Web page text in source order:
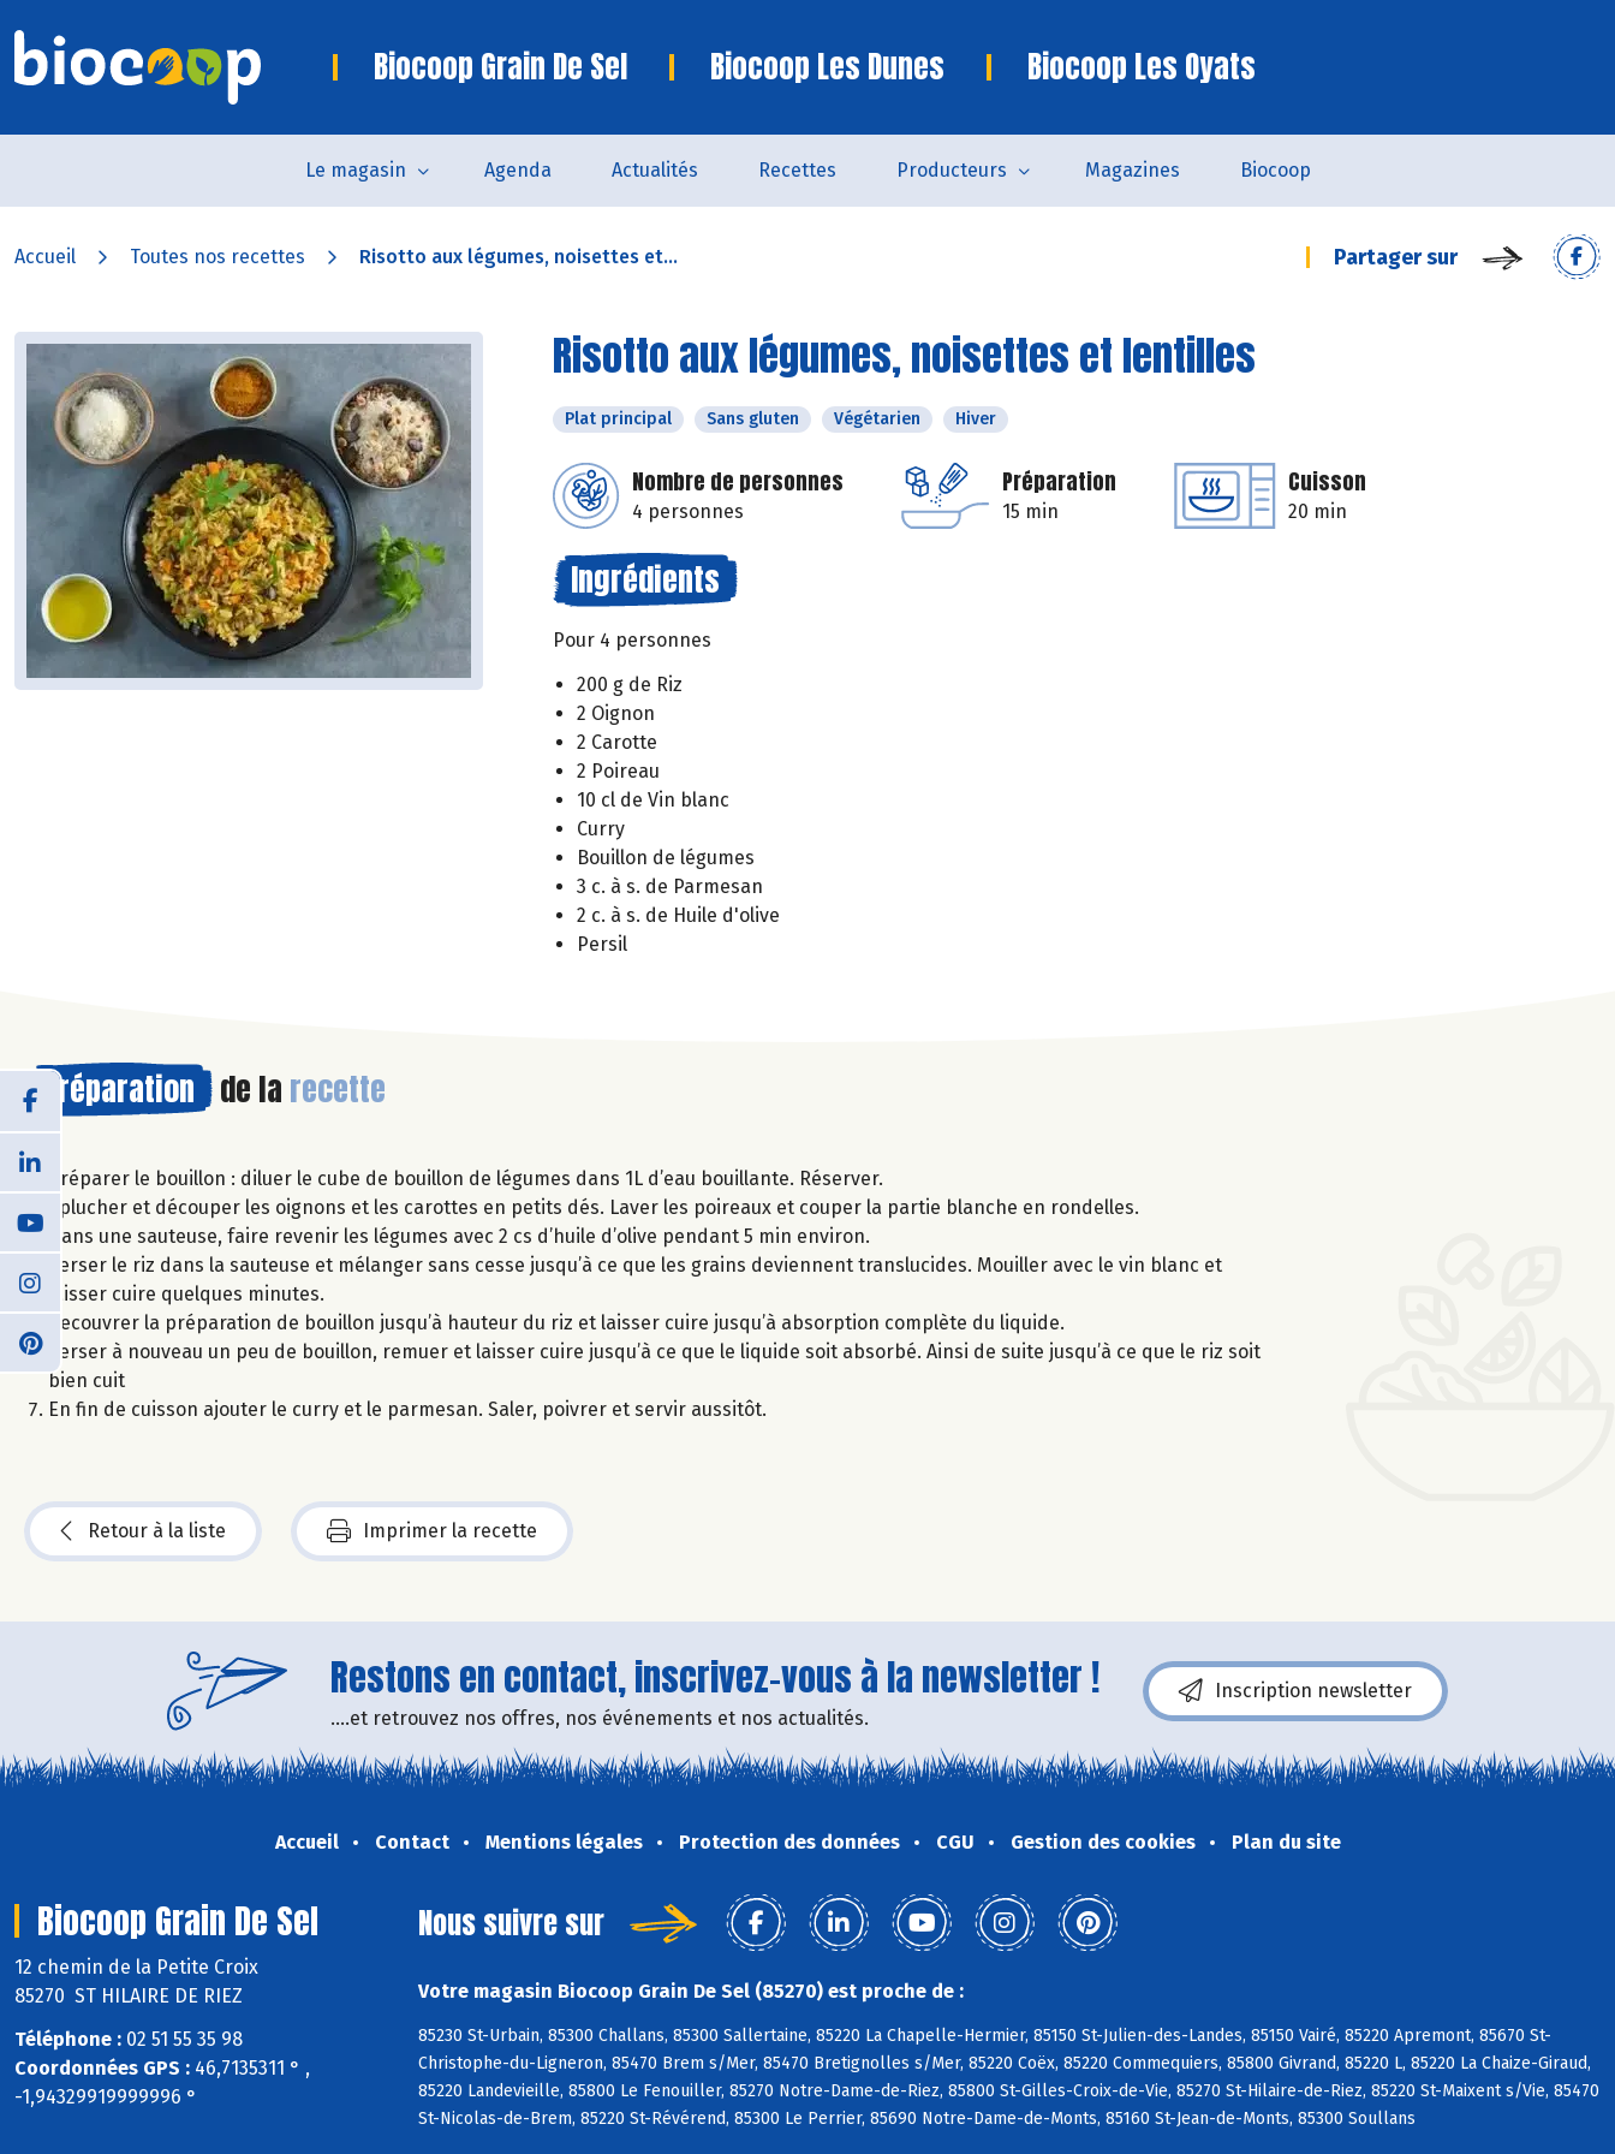
Biocoop Grain De Sel Biocoop Les Dunes Biocoop Les Oyats
Le magasin Agenda Actualités Recettes Producteurs Magazines Biocoop
Accueil Toutes nos recettes Risotto aux légumes, noisettes et... Partager sur
Risotto aux légumes, noisettes et lentilles
Plat principal Sans gluten Végétarien Hiver
Nombre de personnes
4 personnes
Préparation
15 min
Cuisson
20 min
Ingrédients
Pour 4 personnes
200 g de Riz
2 Oignon
2 Carotte
2 Poireau
10 cl de Vin blanc
Curry
Bouillon de légumes
3 c. à s. de Parmesan
2 c. à s. de Huile d'olive
Persil
Préparation de la recette
Préparer le bouillon : diluer le cube de bouillon de légumes dans 1L d’eau bouillante. Réserver.
Éplucher et découper les oignons et les carottes en petits dés. Laver les poireaux et couper la partie blanche en rondelles.
Dans une sauteuse, faire revenir les légumes avec 2 cs d’huile d’olive pendant 5 min environ.
Verser le riz dans la sauteuse et mélanger sans cesse jusqu’à ce que les grains deviennent translucides. Mouiller avec le vin blanc et
laisser cuire quelques minutes.
Recouvrer la préparation de bouillon jusqu’à hauteur du riz et laisser cuire jusqu’à absorption complète du liquide.
Verser à nouveau un peu de bouillon, remuer et laisser cuire jusqu’à ce que le liquide soit absorbé. Ainsi de suite jusqu’à ce que le riz soit
bien cuit
En fin de cuisson ajouter le curry et le parmesan. Saler, poivrer et servir aussitôt.
Retour à la liste Imprimer la recette
Restons en contact, inscrivez-vous à la newsletter !
....et retrouvez nos offres, nos événements et nos actualités.
Inscription newsletter
Accueil Contact Mentions légales Protection des données CGU Gestion des cookies Plan du site
Biocoop Grain De Sel
12 chemin de la Petite Croix
85270 ST HILAIRE DE RIEZ
Téléphone : 02 51 55 35 98
Coordonnées GPS : 46,7135311 ° ,
-1,94329919999996 °
Nous suivre sur
Votre magasin Biocoop Grain De Sel (85270) est proche de :
85230 St-Urbain, 85300 Challans, 85300 Sallertaine, 85220 La Chapelle-Hermier, 85150 St-Julien-des-Landes, 85150 Vairé, 85220 Apremont, 85670 St-
Christophe-du-Ligneron, 85470 Brem s/Mer, 85470 Bretignolles s/Mer, 85220 Coëx, 85220 Commequiers, 85800 Givrand, 85220 L, 85220 La Chaize-Giraud,
85220 Landevieille, 85800 Le Fenouiller, 85270 Notre-Dame-de-Riez, 85800 St-Gilles-Croix-de-Vie, 85270 St-Hilaire-de-Riez, 85220 St-Maixent s/Vie, 85470
St-Nicolas-de-Brem, 85220 St-Révérend, 85300 Le Perrier, 85690 Notre-Dame-de-Monts, 85160 St-Jean-de-Monts, 85300 Soullans